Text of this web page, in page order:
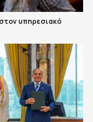
υπηρεσιακό